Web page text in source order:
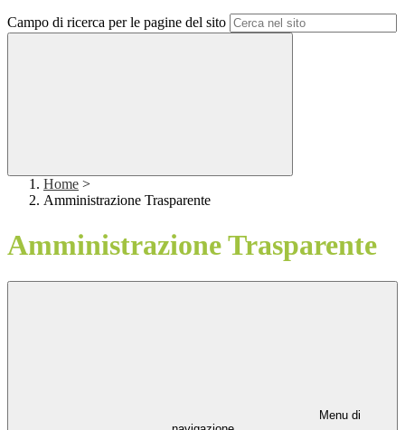
Campo di ricerca per le pagine del sito
Home >
Amministrazione Trasparente
Amministrazione Trasparente
Menu di